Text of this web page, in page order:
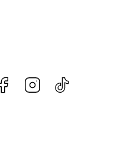
Facebook Instagram